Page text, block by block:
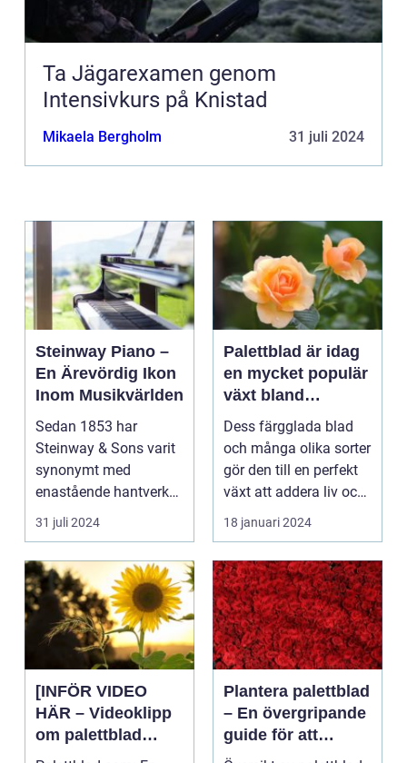
Ta Jägarexamen genom
Intensivkurs på Knistad
Mikaela Bergholm 31 juli 2024
Steinway Piano –
En Ärevördig Ikon
Inom Musikvärlden
Sedan 1853 har
Steinway & Sons varit
synonymt med
enastående hantverk
och oövertr&aum...
31 juli 2024
Palettblad är idag
en mycket populär
växt bland
trädgårdsentusiast
er och inom
inredning
Dess färgglada blad
och många olika sorter
gör den till en perfekt
växt att addera liv och
färg till...
18 januari 2024
[INFÖR VIDEO
HÄR – Videoklipp
om palettblad
com]
Plantera palettblad
– En övergripande
guide för att
lyckas med denna